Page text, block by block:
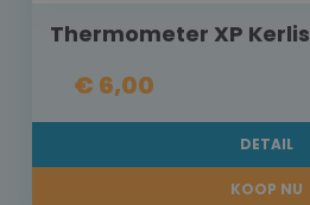
Thermometer XP Kerlis
€ 6,00
DETAIL
KOOP NU